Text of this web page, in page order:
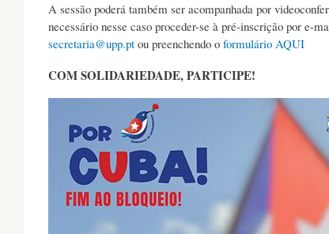
A sessão poderá também ser acompanhada por
necessário nesse caso proceder-se à pré-inscrição por e-
secretaria@upp.pt ou preenchendo o formulário AQUI
COM SOLIDARIEDADE, PARTICIPE!